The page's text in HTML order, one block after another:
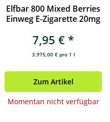
Elfbar 800 Mixed Berries
Einweg E-Zigarette 20mg
7,95 € *
3.975,00 € pro 1 l
Zum Artikel
Momentan nicht verfügbar